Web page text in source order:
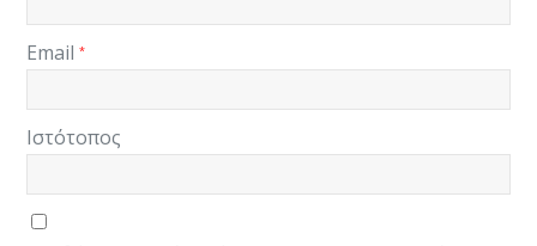
Email*
Ιστότοπος